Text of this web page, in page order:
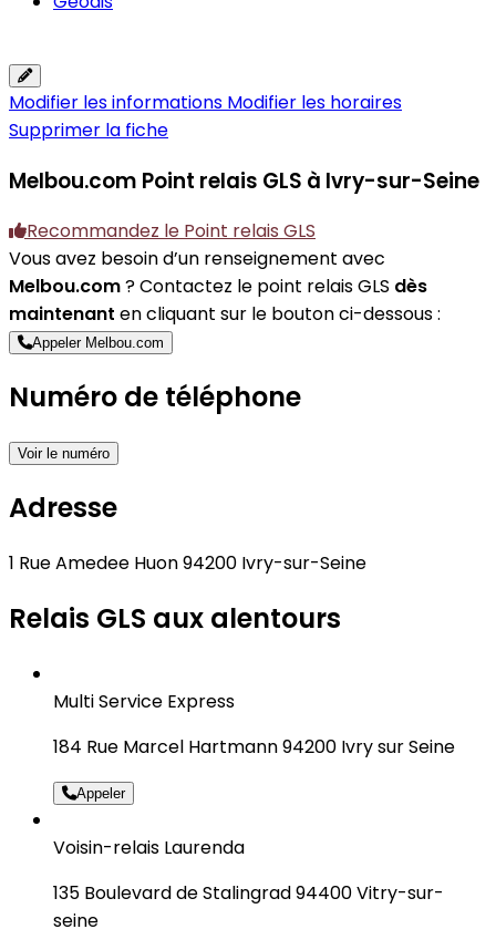
Modifier les informations Modifier les horaires
Supprimer la fiche
Melbou.com Point relais GLS à Ivry-sur-Seine
Recommandez le Point relais GLS
Vous avez besoin d’un renseignement avec
Melbou.com? Contactez le point relais GLS dès
maintenant en cliquant sur le bouton ci-dessous :
Appeler Melbou.com
Numéro de téléphone
Voir le numéro
Adresse
1 Rue Amedee Huon 94200 Ivry-sur-Seine
Relais GLS aux alentours
Multi Service Express
184 Rue Marcel Hartmann 94200 Ivry sur Seine
Appeler
Voisin-relais Laurenda
135 Boulevard de Stalingrad 94400 Vitry-sur-
seine